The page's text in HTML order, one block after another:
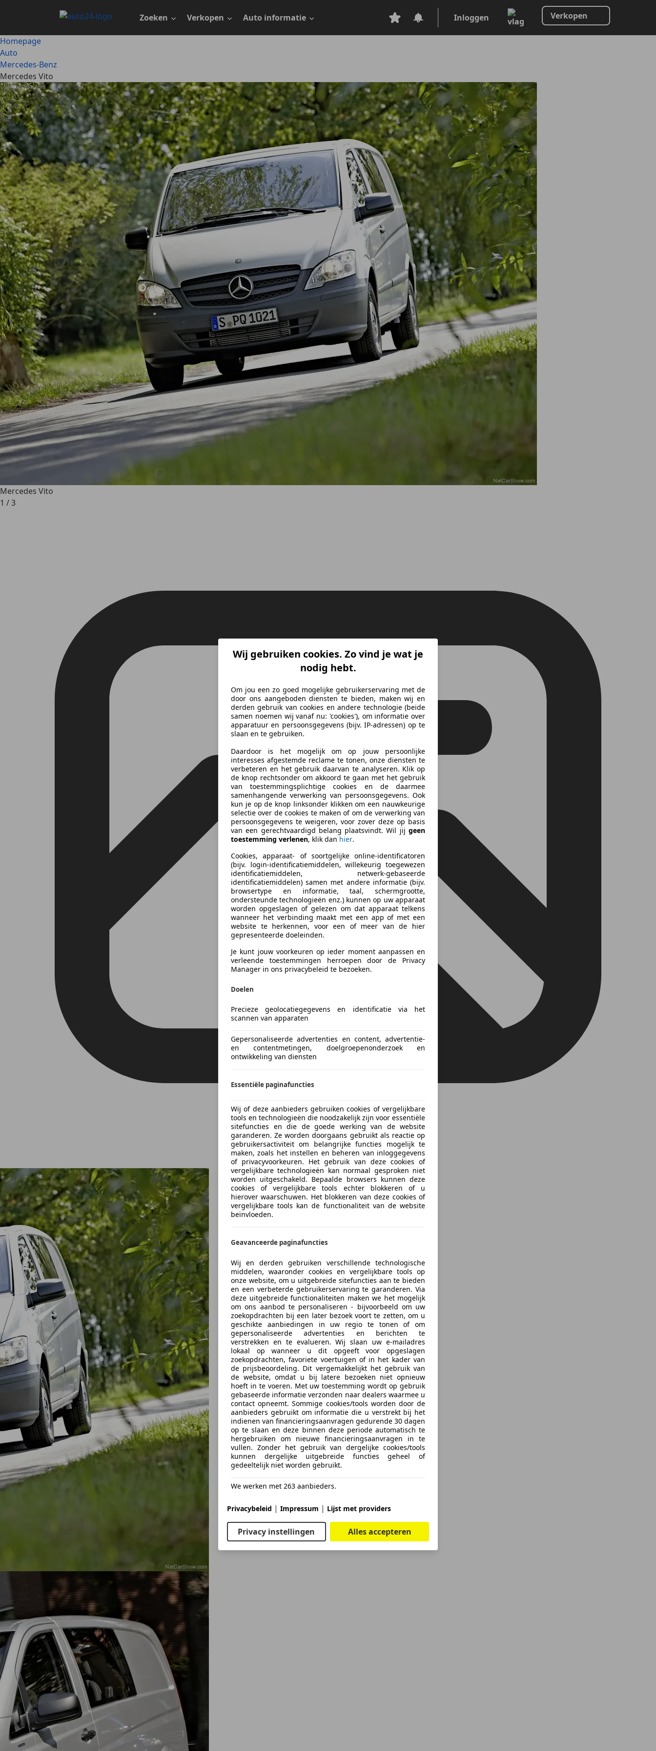
Zoeken Verkopen Auto informatie Inloggen Verkopen
Homepage
Auto
Mercedes-Benz
Mercedes Vito
Mercedes Vito
1 /3
Wij gebruiken cookies. Zo vind je wat je
nodig hebt.
Om jou een zo goed mogelijke gebruikerservaring met de
door ons aangeboden diensten te bieden, maken wij en
derden gebruik van cookies en andere technologie (beide
samen noemen wij vanaf nu: 'cookies'), om informatie over
apparatuur en persoonsgegevens (bijv. IP-adressen) op te
slaan en te gebruiken.
Daardoor is het mogelijk om op jouw persoonlijke
interesses afgestemde reclame te tonen, onze diensten te
verbeteren en het gebruik daarvan te analyseren. Klik op
de knop rechtsonder om akkoord te gaan met het gebruik
van toestemmingsplichtige cookies en de daarmee
samenhangende verwerking van persoonsgegevens. Ook
kun je op de knop linksonder klikken om een nauwkeurige
selectie over de cookies te maken of om de verwerking van
persoonsgegevens te weigeren, voor zover deze op basis
van een gerechtvaardigd belang plaatsvindt. Wil jij geen
toestemming verlenen, klik dan hier.
Cookies, apparaat- of soortgelijke online-identificatoren
(bijv. login-identificatiemiddelen, willekeurig toegewezen
identificatiemiddelen, netwerk-gebaseerde
identificatiemiddelen) samen met andere informatie (bijv.
browsertype en informatie, taal, schermgrootte,
ondersteunde technologieën enz.) kunnen op uw apparaat
worden opgeslagen of gelezen om dat apparaat telkens
wanneer het verbinding maakt met een app of met een
website te herkennen, voor een of meer van de hier
gepresenteerde doeleinden.
Je kunt jouw voorkeuren op ieder moment aanpassen en
verleende toestemmingen herroepen door de Privacy
Manager in ons privacybeleid te bezoeken.
Doelen
Precieze geolocatiegegevens en identificatie via het
scannen van apparaten
Gepersonaliseerde advertenties en content, advertentie-
en contentmetingen, doelgroepenonderzoek en
ontwikkeling van diensten
Essentiële paginafuncties
Wij of deze aanbieders gebruiken cookies of vergelijkbare
tools en technologieën die noodzakelijk zijn voor essentiële
sitefuncties en die de goede werking van de website
garanderen. Ze worden doorgaans gebruikt als reactie op
gebruikersactiviteit om belangrijke functies mogelijk te
maken, zoals het instellen en beheren van inloggegevens
of privacyvoorkeuren. Het gebruik van deze cookies of
vergelijkbare technologieën kan normaal gesproken niet
worden uitgeschakeld. Bepaalde browsers kunnen deze
cookies of vergelijkbare tools echter blokkeren of u
hierover waarschuwen. Het blokkeren van deze cookies of
vergelijkbare tools kan de functionaliteit van de website
beïnvloeden.
Geavanceerde paginafuncties
Wij en derden gebruiken verschillende technologische
middelen, waaronder cookies en vergelijkbare tools op
onze website, om u uitgebreide sitefuncties aan te bieden
en een verbeterde gebruikerservaring te garanderen. Via
deze uitgebreide functionaliteiten maken we het mogelijk
om ons aanbod te personaliseren - bijvoorbeeld om uw
zoekopdrachten bij een later bezoek voort te zetten, om u
geschikte aanbiedingen in uw regio te tonen of om
gepersonaliseerde advertenties en berichten te
verstrekken en te evalueren. Wij slaan uw e-mailadres
lokaal op wanneer u dit opgeeft voor opgeslagen
zoekopdrachten, favoriete voertuigen of in het kader van
de prijsbeoordeling. Dit vergemakkelijkt het gebruik van
de website, omdat u bij latere bezoeken niet opnieuw
hoeft in te voeren. Met uw toestemming wordt op gebruik
gebaseerde informatie verzonden naar dealers waarmee u
contact opneemt. Sommige cookies/tools worden door de
aanbieders gebruikt om informatie die u verstrekt bij het
indienen van financieringsaanvragen gedurende 30 dagen
op te slaan en deze binnen deze periode automatisch te
hergebruiken om nieuwe financieringsaanvragen in te
vullen. Zonder het gebruik van dergelijke cookies/tools
kunnen dergelijke uitgebreide functies geheel of
gedeeltelijk niet worden gebruikt.
We werken met 263 aanbieders.
Privacybeleid | Impressum | Lijst met providers
Privacy instellingen Alles accepteren